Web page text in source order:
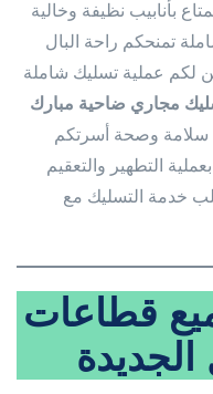
بأنابيب نظيفة وخالية
تمنحكم راحة البال
لكم عملية تسليك شاملة
مجاري ضاحية مبارك
سلامة وصحة أسرتكم
التطهير والتعقيم
خدمة التسليك مع
قطاعات
الجديدة